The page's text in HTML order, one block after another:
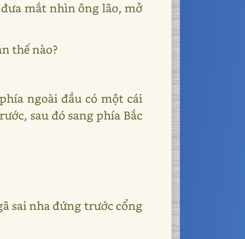
mắt nhìn ông lão, mở
thế nào?
ngoài đầu có một cái
sau đó sang phía Bắc
sai nha đứng trước cổng